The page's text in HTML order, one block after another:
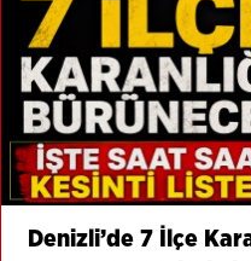
Denizli’de 7 İlçe